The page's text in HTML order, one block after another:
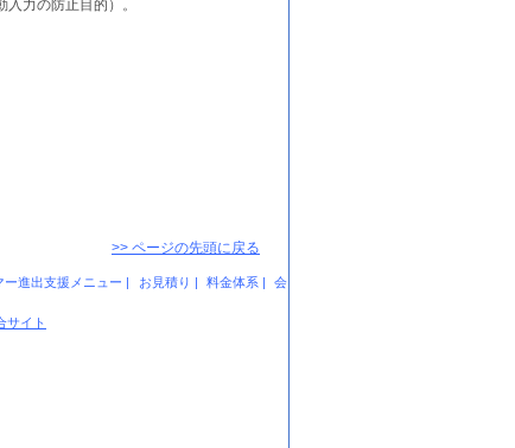
>> ページの先頭に戻る
ー進出支援メニュー | お見積り | 料金体系 |
会
サイト